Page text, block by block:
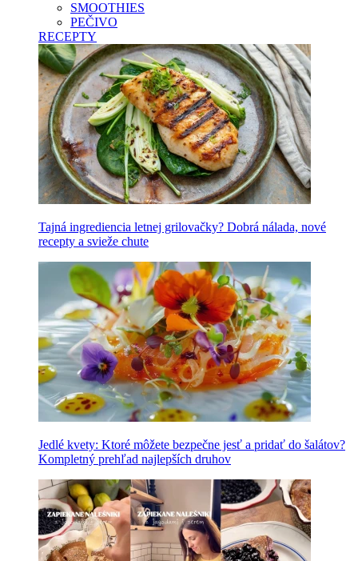
SMOOTHIES
PEČIVO
RECEPTY
Tajná ingrediencia letnej grilovačky? Dobrá nálada, nové
recepty a svieže chute
Jedlé kvety: Ktoré môžete bezpečne jesť a pridať do šalátov?
Kompletný prehľad najlepších druhov